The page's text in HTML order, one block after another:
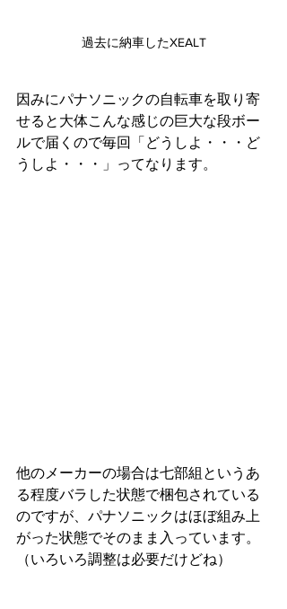
過去に納車したXEALT
因みにパナソニックの自転車を取り寄
せると大体こんな感じの巨大な段ボー
ルで届くので毎回「どうしよ・・・ど
うしよ・・・」ってなります。
他のメーカーの場合は七部組というあ
る程度バラした状態で梱包されている
のですが、パナソニックはほぼ組み上
がった状態でそのまま入っています。
（いろいろ調整は必要だけどね）